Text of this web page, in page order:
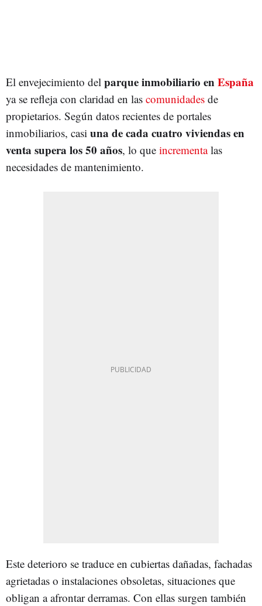
El envejecimiento del parque inmobiliario enEspaña
ya se refleja con claridad en las comunidades de
propietarios. Según datos recientes de portales
inmobiliarios, casi una de cada cuatro viviendas en
venta supera los 50 años, lo que incrementalas
necesidades de mantenimiento.
Este deterioro se traduce en cubiertas dañadas, fachadas
agrietadas o instalaciones obsoletas, situaciones que
obligan a afrontar derramas. Con ellas surgen también